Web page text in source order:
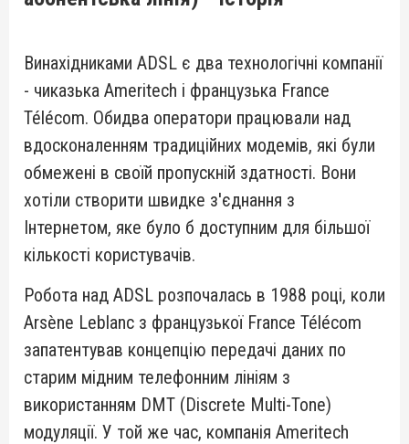
Винахідниками ADSL є два технологічні компанії
- чиказька Ameritech і французька France
Télécom. Обидва оператори працювали над
вдосконаленням традиційних модемів, які були
обмежені в своїй пропускній здатності. Вони
хотіли створити швидке з'єднання з
Інтернетом, яке було б доступним для більшої
кількості користувачів.
Робота над ADSL розпочалась в 1988 році, коли
Arsène Leblanc з французької France Télécom
запатентував концепцію передачі даних по
старим мідним телефонним лініям з
використанням DMT (Discrete Multi-Tone)
модуляції. У той же час, компанія Ameritech